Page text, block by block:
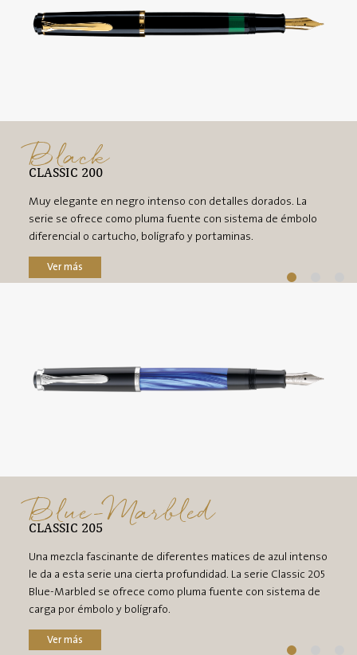
Black
CLASSIC 200
Muy elegante en negro intenso con detalles dorados. La
serie se ofrece como pluma fuente con sistema de émbolo
diferencial o cartucho, bolígrafo y portaminas.
Ver más
Blue-Marbled
CLASSIC 205
Una mezcla fascinante de diferentes matices de azul intenso
le da a esta serie una cierta profundidad. La serie Classic 205
Blue-Marbled se ofrece como pluma fuente con sistema de
carga por émbolo y bolígrafo.
Ver más